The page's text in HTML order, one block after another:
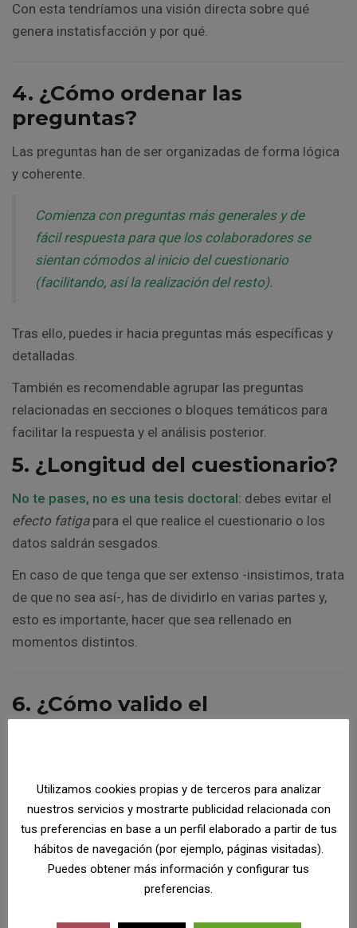
Con esta tendríamos una visión directa sobre qué
genera instatisfacción y por qué.
4. ¿Cómo ordenar las
preguntas?
Las preguntas han de ser organizadas de forma lógica
y coherente.
Comienza con preguntas más generales y de
fácil respuesta para que los colaboradores se
sientan cómodos al inicio del cuestionario
(facilitando, así la realización del resto).
Tras ello, puedes ir hacia preguntas más específicas y
detalladas.
También es recomendable agrupar las preguntas
relacionadas en secciones o bloques temáticos para
facilitar la respuesta y el análisis posterior.
5. ¿Longitud del cuestionario?
No te pases, no es una tesis doctoral: debes evitar el
efecto fatigapara el que realice el cuestionario o los
datos saldrán sesgados.
En caso de que tenga que ser extenso -insistimos, trata
de que no sea así-, has de dividirlo en varias partes y,
esto es importante, hacer que sea rellenado en
momentos distintos.
6. ¿Cómo valido el
Antes de lanzarlo lo adecuado es que hagas una prueba
piloto con un grupo reducido de personas para detectar
elementos que deban ser corregidos.
Por ejemplo, podría salir que las preguntas sean más
complejas de lo que crees o que el cuestionario sea
Utilizamos cookies propias y de terceros para analizar
nuestros servicios y mostrarte publicidad relacionada con
tus preferencias en base a un perfil elaborado a partir de tus
hábitos de navegación (por ejemplo, páginas visitadas).
Puedes obtener más información y configurar tus
preferencias.